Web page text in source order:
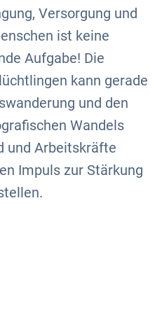
Versorgung und
ist keine
Aufgabe! Die
kann gerade
und den
Wandels
und Arbeitskräfte
Impuls zur Stärkung